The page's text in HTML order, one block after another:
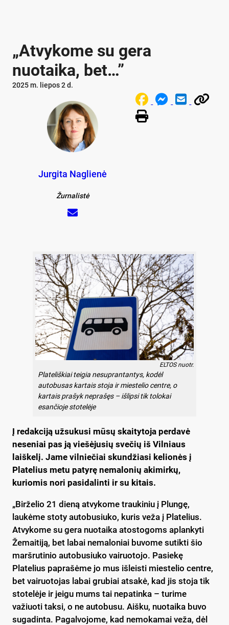
„Atvykome su gera
nuotaika, bet…”
2025 m. liepos 2 d.
Jurgita Naglienė
Žurnalistė
ELTOS nuotr.
Plateliškiai teigia nesuprantantys, kodėl
autobusas kartais stoja ir miestelio centre, o
kartais prašyk neprašęs – išlipsi tik tolokai
esančioje stotelėje
Į redakciją užsukusi mūsų skaitytoja perdavė
neseniai pas ją viešėjusių svečių iš Vilniaus
laiškelį. Jame vilniečiai skundžiasi kelionės į
Platelius metu patyrę nemalonių akimirkų,
kuriomis nori pasidalinti ir su kitais.
„Birželio 21 dieną atvykome traukiniu į Plungę,
laukėme stoty autobusiuko, kuris veža į Platelius.
Atvykome su gera nuotaika atostogoms aplankyti
Žemaitiją, bet labai nemaloniai buvome sutikti šio
maršrutinio autobusiuko vairuotojo. Pasiekę
Platelius paprašėme jo mus išleisti miestelio centre,
bet vairuotojas labai grubiai atsakė, kad jis stoja tik
stotelėje ir jeigu mums tai nepatinka – turime
važiuoti taksi, o ne autobusu. Aišku, nuotaika buvo
sugadinta. Pagalvojome, kad nemokamai veža, dėl